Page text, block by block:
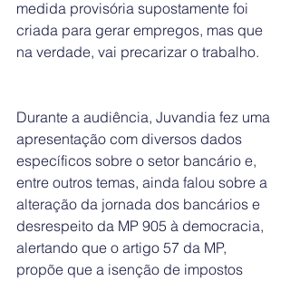
medida provisória supostamente foi
criada para gerar empregos, mas que
na verdade, vai precarizar o trabalho.
Durante a audiência, Juvandia fez uma
apresentação com diversos dados
específicos sobre o setor bancário e,
entre outros temas, ainda falou sobre a
alteração da jornada dos bancários e
desrespeito da MP 905 à democracia,
alertando que o artigo 57 da MP,
propõe que a isenção de impostos